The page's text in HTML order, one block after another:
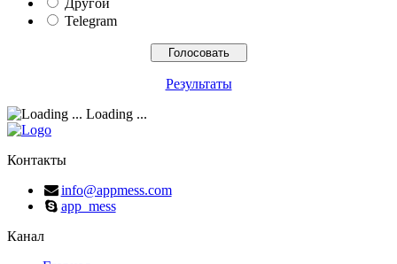
Telegram
Результаты
Loading ...
Контакты
info@appmess.com
app_mess
Канал